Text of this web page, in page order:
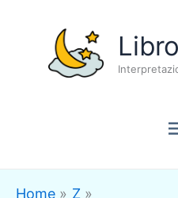
contenuto
Home
Z